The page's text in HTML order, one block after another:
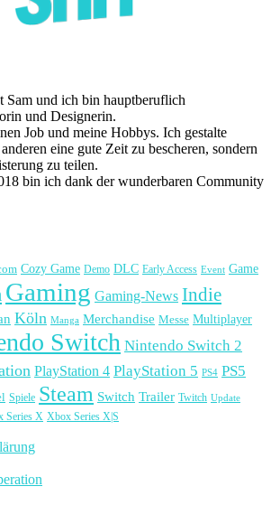
Sam und ich bin hauptberuflich
und Designerin.
Job und meine Hobbys. Ich gestalte
eine gute Zeit zu bescheren, sondern
zu teilen.
bin ich dank der wunderbaren Community
Cozy Game Demo DLC Early Access Event Game
Gaming Gaming-News Indie
Köln Manga Merchandise Messe Multiplayer
Switch Nintendo Switch 2
PlayStation 4 PlayStation 5 PS4 PS5
Spiele Steam Switch Trailer Twitch Update
Series X Xbox Series X|S